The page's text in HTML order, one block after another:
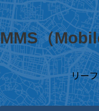
MMS（
リー